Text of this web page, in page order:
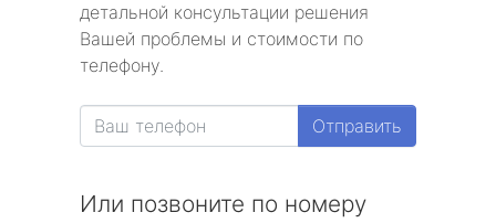
детальной консультации решения
Вашей проблемы и стоимости по
телефону.
Отправить
Или позвоните по номеру